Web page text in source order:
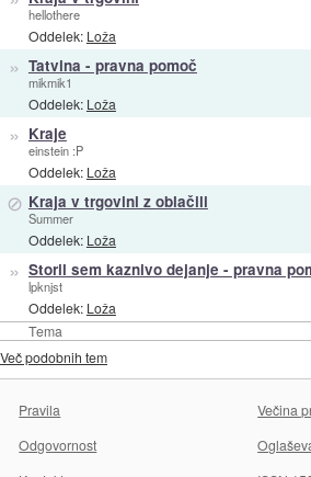
Tema
hellothere
Oddelek: Loža
» Tatvina - pravna pomoč
mikmik1
Oddelek: Loža
» Kraje
einstein :P
Oddelek: Loža
⊘ Kraja v trgovini z oblačili
Summer
Oddelek: Loža
» Storil sem kaznivo dejanje - pravna
lpknjst
Oddelek: Loža
Več podobnih tem
Pravila
Večina
Odgovornost